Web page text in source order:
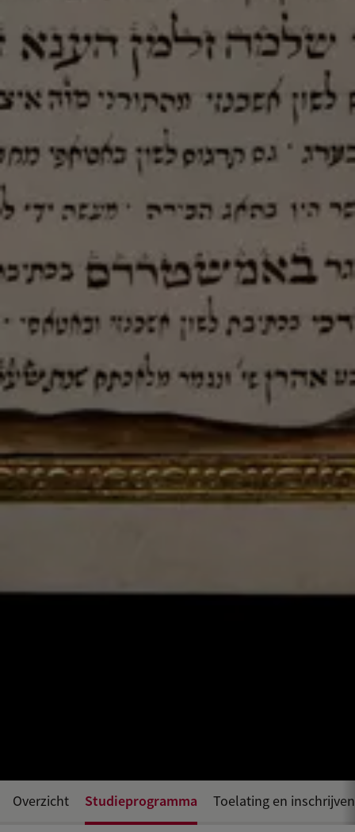
Overzicht Studieprogramma Toelating en inschrijven